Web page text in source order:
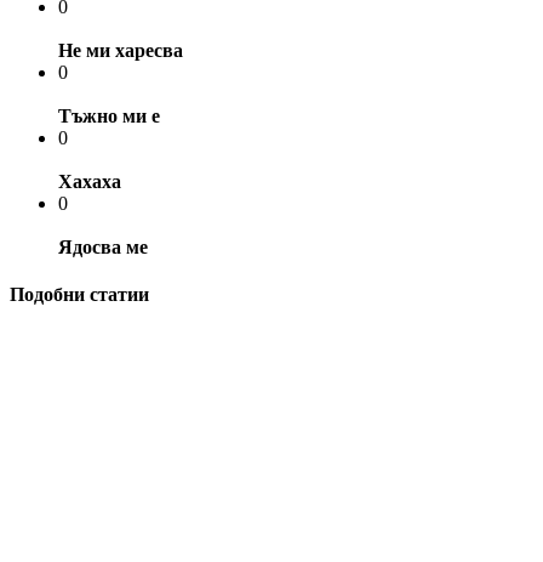
0
Не ми харесва
0
Тъжно ми е
0
Хахаха
0
Ядосва ме
Подобни статии